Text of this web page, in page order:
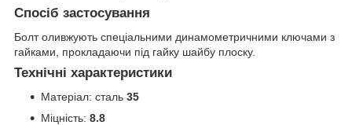
Спосіб застосування
Болт оливжують спеціальними динамометричними ключами з
гайками, прокладаючи під гайку шайбу плоску.
Технічні характеристики
Матеріал: сталь 35
Міцність: 8.8